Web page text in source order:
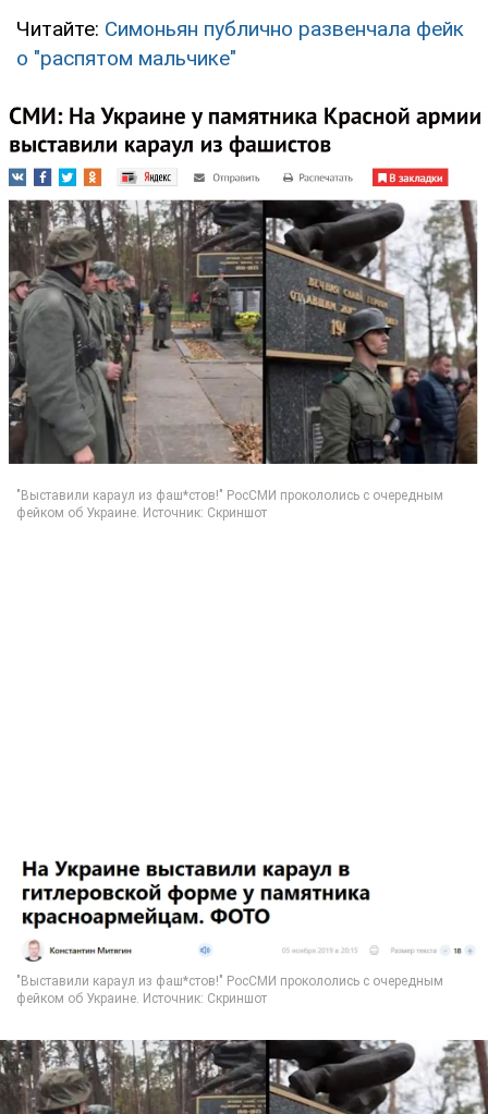
Читайте: Симоньян публично развенчала фейк
о "распятом мальчике"